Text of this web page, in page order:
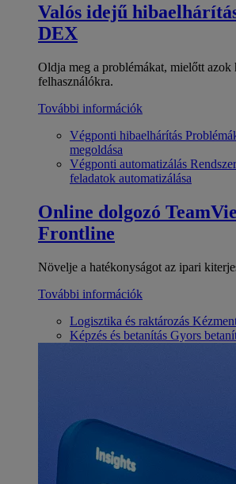
Valós idejű
DEX
Oldja meg a problémákat, mielőtt azok
felhasználókra.
További információk
Végponti hibaelhárítás
megoldása
Végponti automatizálás
feladatok automatizálása
Online dolgozó
Frontline
Növelje a hatékonyságot az ipari
További információk
Logisztika és raktározás
Képzés és betanítás Gyors